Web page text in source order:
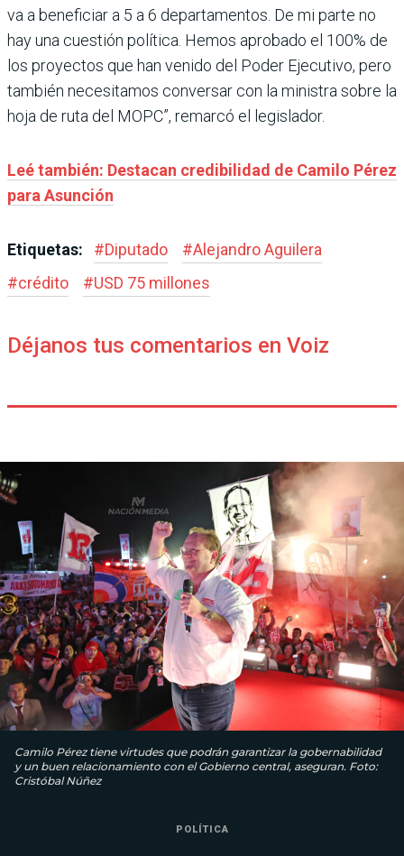
va a beneficiar a 5 a 6 departamentos. De mi parte no
hay una cuestión política. Hemos aprobado el 100% de
los proyectos que han venido del Poder Ejecutivo, pero
también necesitamos conversar con la ministra sobre la
hoja de ruta del MOPC”, remarcó el legislador.
Leé también: Destacan credibilidad de Camilo Pérez
para Asunción
Etiquetas: #Diputado #Alejandro Aguilera
#crédito #USD 75 millones
Déjanos tus comentarios en Voiz
Camilo Pérez tiene virtudes que podrán garantizar la gobernabilidad
y un buen relacionamiento con el Gobierno central, aseguran. Foto:
Cristóbal Núñez
POLÍTICA